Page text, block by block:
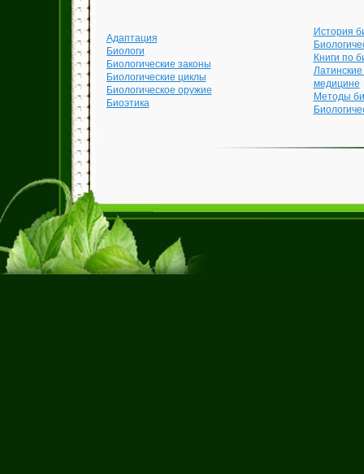
Адаптация
Биологи
Биологические законы
Биологические циклы
Биологическое оружие
Биоэтика
История
Книги по
медицине
Методы